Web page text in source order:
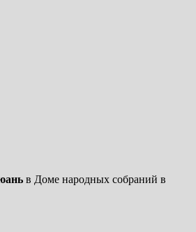
в Доме народных собраний в